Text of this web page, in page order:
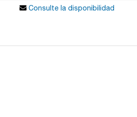
Consulte la disponibilidad